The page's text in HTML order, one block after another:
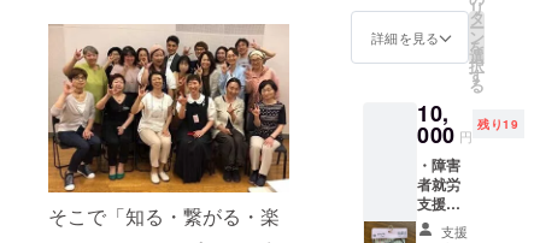
そこで「知る・繋がる・楽
お手紙
と当日
ぼたん
のヘア
ゴム、
ぽち
ハーブ
ティー
バッ
グ、ア
ロマス
トー
ン、
詳細を見る
リ
タ
ー
ン
を
選
択
す
る
10,
000 円
残り19
・障害
者就労
支援施
設で製
支援